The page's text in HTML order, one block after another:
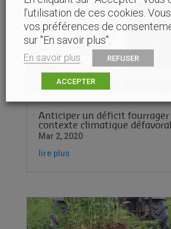
Anticiper un déficit fourrager
contexte climatique
Mar 2, 2020
lire plus
l’utilisation de ces cookies.
vos préférences de
sur "En savoir plus".
En savoir plus REFUSER
ACCEPTER